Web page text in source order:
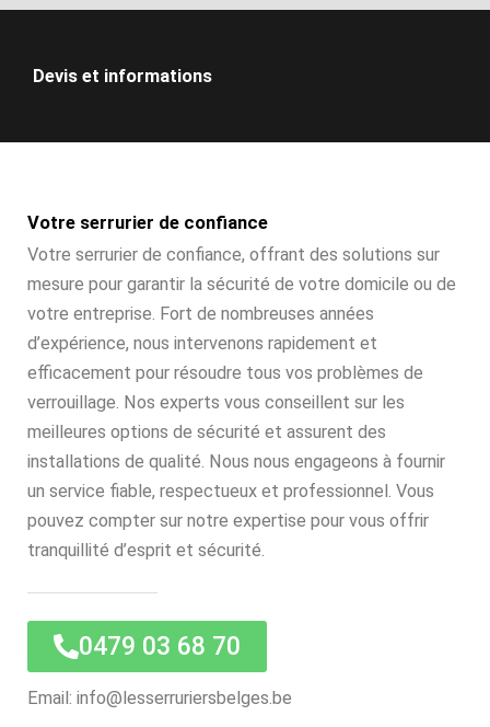
Devis et informations
Votre serrurier de confiance
Votre serrurier de confiance, offrant des solutions sur
mesure pour garantir la sécurité de votre domicile ou de
votre entreprise. Fort de nombreuses années
d’expérience, nous intervenons rapidement et
efficacement pour résoudre tous vos problèmes de
verrouillage. Nos experts vous conseillent sur les
meilleures options de sécurité et assurent des
installations de qualité. Nous nous engageons à fournir
un service fiable, respectueux et professionnel. Vous
pouvez compter sur notre expertise pour vous offrir
tranquillité d’esprit et sécurité.
0479 03 68 70
Email: info@lesserruriersbelges.be